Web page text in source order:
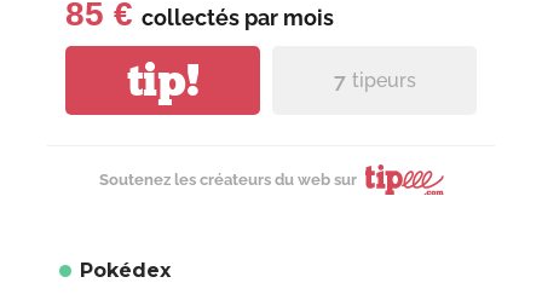
85 € collectés par mois
tip! 7 tipeurs
Soutenez les créateurs du web sur
Pokédex